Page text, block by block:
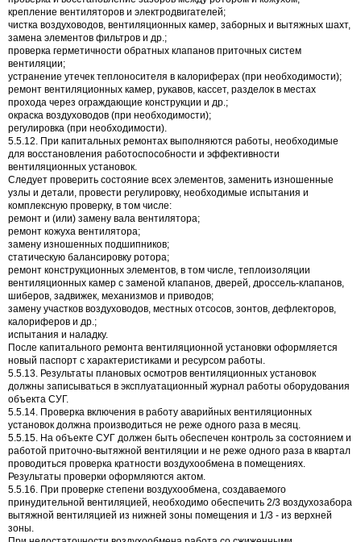
крепление вентиляторов и электродвигателей;
чистка воздуховодов, вентиляционных камер, заборных и вытяжных шахт,
замена элементов фильтров и др.;
проверка герметичности обратных клапанов приточных систем
вентиляции;
устранение утечек теплоносителя в калориферах (при необходимости);
ремонт вентиляционных камер, рукавов, кассет, разделок в местах
прохода через ограждающие конструкции и др.;
окраска воздуховодов (при необходимости);
регулировка (при необходимости).
5.5.12. При капитальных ремонтах выполняются работы, необходимые
для восстановления работоспособности и эффективности
вентиляционных установок.
Следует проверить состояние всех элементов, заменить изношенные
узлы и детали, провести регулировку, необходимые испытания и
комплексную проверку, в том числе:
ремонт и (или) замену вала вентилятора;
ремонт кожуха вентилятора;
замену изношенных подшипников;
статическую балансировку ротора;
ремонт конструкционных элементов, в том числе, теплоизоляции
вентиляционных камер с заменой клапанов, дверей, дроссель-клапанов,
шиберов, задвижек, механизмов и приводов;
замену участков воздуховодов, местных отсосов, зонтов, дефлекторов,
калориферов и др.;
испытания и наладку.
После капитального ремонта вентиляционной установки оформляется
новый паспорт с характеристиками и ресурсом работы.
5.5.13. Результаты плановых осмотров вентиляционных установок
должны записываться в эксплуатационный журнал работы оборудования
объекта СУГ.
5.5.14. Проверка включения в работу аварийных вентиляционных
установок должна производиться не реже одного раза в месяц.
5.5.15. На объекте СУГ должен быть обеспечен контроль за состоянием и
работой приточно-вытяжной вентиляции и не реже одного раза в квартал
проводиться проверка кратности воздухообмена в помещениях.
Результаты проверки оформляются актом.
5.5.16. При проверке степени воздухообмена, создаваемого
принудительной вентиляцией, необходимо обеспечить 2/3 воздухозабора
вытяжной вентиляцией из нижней зоны помещения и 1/3 - из верхней
зоны.